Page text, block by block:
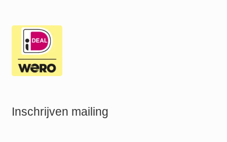
Inschrijven mailing